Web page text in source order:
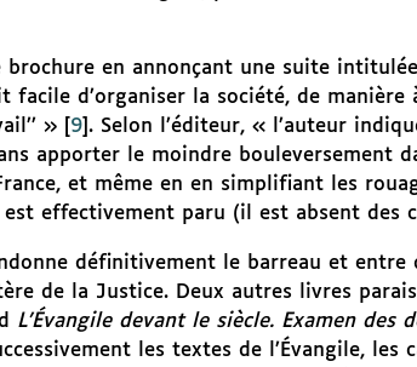
brochure en annonçant une suite intitulée
facile d’organiser la société, de
»[ 9] . Selon l’éditeur, « l’auteur
apporter le moindre bouleversement
et même en en simplifiant les
effectivement paru (il est absent des
définitivement le barreau et entre
de la Justice. Deux autres livres
L’Évangile devant le siècle. Examen des
les textes de l’Évangile,